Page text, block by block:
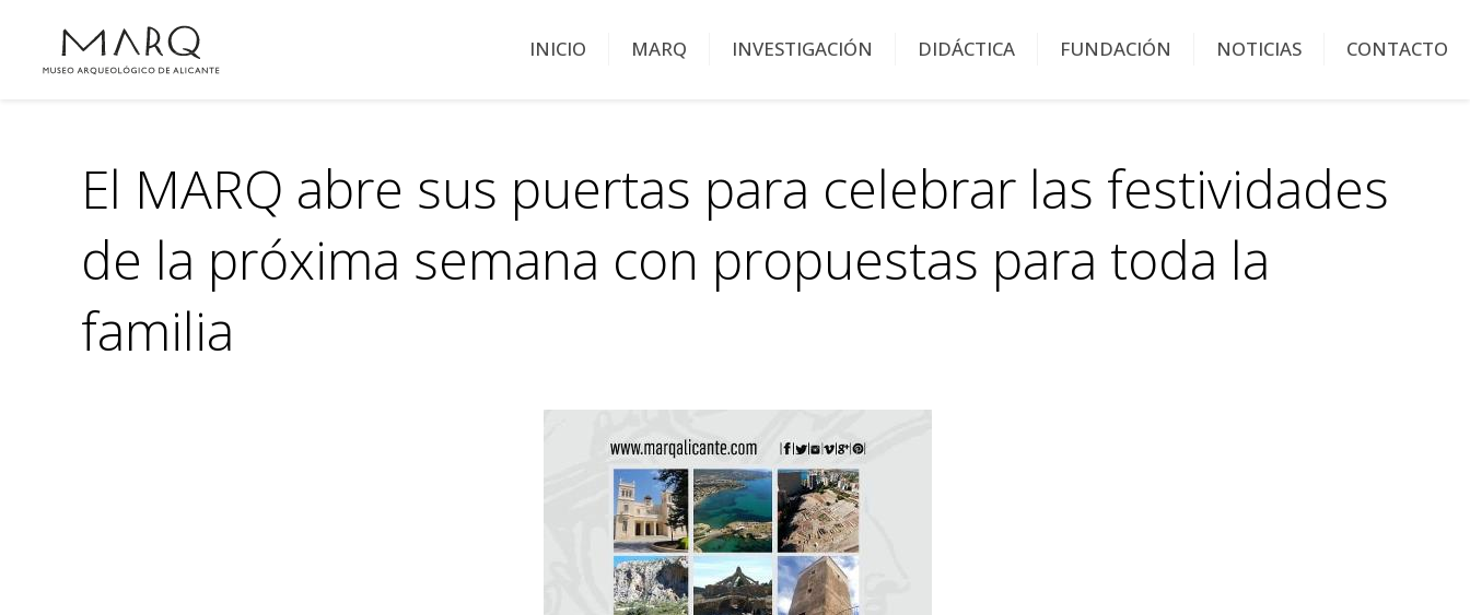
INICIO MARQ INVESTIGACIÓN DIDÁCTICA FUNDACIÓN NOTICIAS CONTACTO
El MARQ abre sus puertas para celebrar las festividades
de la próxima semana con propuestas para toda la
familia